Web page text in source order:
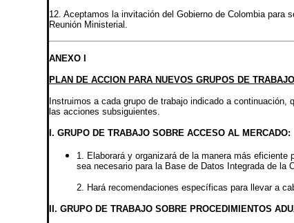
12. Aceptamos la invitación del Gobierno de Colombia para
Reunión Ministerial.
ANEXO I
PLAN DE ACCION PARA NUEVOS GRUPOS DE
Instruimos a cada grupo de trabajo indicado a continuación,
las acciones subsiguientes.
I. GRUPO DE TRABAJO SOBRE ACCESO AL MERCADO:
1. Elaborará y organizará de la manera más
sea necesario para la Base de Datos Integrada de
2. Hará recomendaciones específicas para llevar a
II. GRUPO DE TRABAJO SOBRE PROCEDIMIENTOS